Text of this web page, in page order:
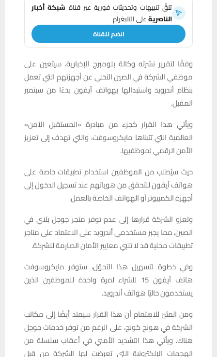
تلقَّ تنبيهات وتحديثات فورية عبر قناة شبكة أخبار
الناصريةعلى التليغرام
انضم للقناة
وفقًا لتقرير نشرته وكالة بلومبرج الإخبارية، سيتعين على
موظفي الشركة في الصين التخلي عن أجهزتهم التي تعمل
بنظام أندرويد واستبدالها بهواتف آيفون بدءًا من سبتمبر
المقبل.
ويأتي هذا القرار كجزء من مبادرة «المستقبل الآمن»
العالمية التي تتبناها مايكروسوفت، والتي تهدف إلى تعزيز
الأمن الرقمي لموظفيها.
حيث سيُطلب من الموظفين استخدام تطبيقات خاصة على
هواتف آيفون للتحقق من هوياتهم عند تسجيل الدخول إلى
أجهزة الكمبيوتر أو الهواتف الخاصة بالعمل.
وتعزو الشركة قرارها إلى عدم توفر متجر جوجل بلاي في
الصين، مما يجبر مستخدمي أندرويد على الاعتماد على متاجر
تطبيقات محلية قد لا تلبي معايير الأمان الصارمة للشركة.
وفي خطوة لتسهيل هذا التحوّل، ستوفر مايكروسوفت
هاتف آيفون 15 للشراء لمرة واحدة للموظفين الذين
يستخدمون حاليًا هواتف أندرويد.
ومن المثير للاهتمام أن هذا القرار سيمتد أيضًا إلى مكاتب
الشركة في هونج كونج، على الرغم من توفر خدمات جوجل
هناك. ويأتي هذا التشديد الأمني في أعقاب سلسلة من
الهجمات الإلكترونية التي تعرضت لها الشركة من قبل